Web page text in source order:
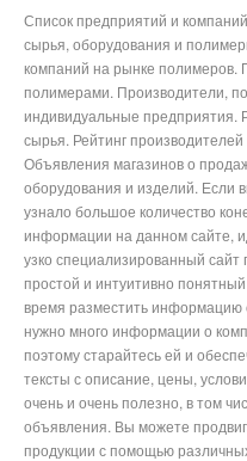
Список предприятий и
сырья, оборудования и
компаний на рынке полимеров.
полимерами. Производители,
индивидуальные предприятия.
сырья. Рейтинг
Объявления магазинов о
оборудования и изделий. Если
узнало большое количество
информации на данном сайте,
узко специализированный
простой и интуитивно
время разместить
нужно много информации о
поэтому старайтесь ей и
тексты с описание, цены,
очень и очень полезно, в том
объявления. Вы можете
продукции с помощью